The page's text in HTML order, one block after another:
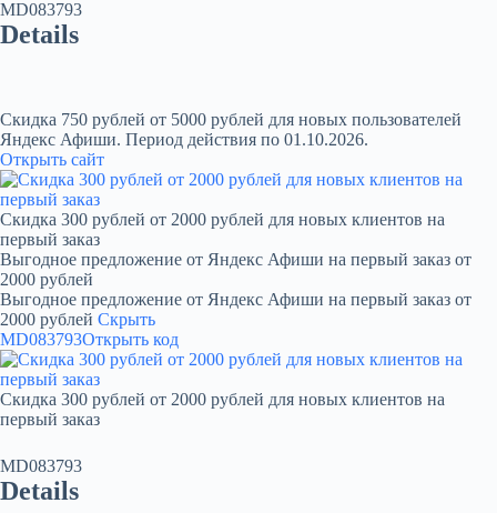
MD083793
Details
Скидка 750 рублей от 5000 рублей для новых пользователей
Яндекс Афиши. Период действия по 01.10.2026.
Открыть сайт
Скидка 300 рублей от 2000 рублей для новых клиентов на
первый заказ
Выгодное предложение от Яндекс Афиши на первый заказ от
2000 рублей
Выгодное предложение от Яндекс Афиши на первый заказ от
2000 рублей Скрыть
MD083793Открыть код
Скидка 300 рублей от 2000 рублей для новых клиентов на
первый заказ
MD083793
Details